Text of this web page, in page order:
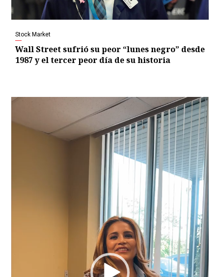
Stock Market
Wall Street sufrió su peor “lunes negro” desde
1987 y el tercer peor día de su historia
Video